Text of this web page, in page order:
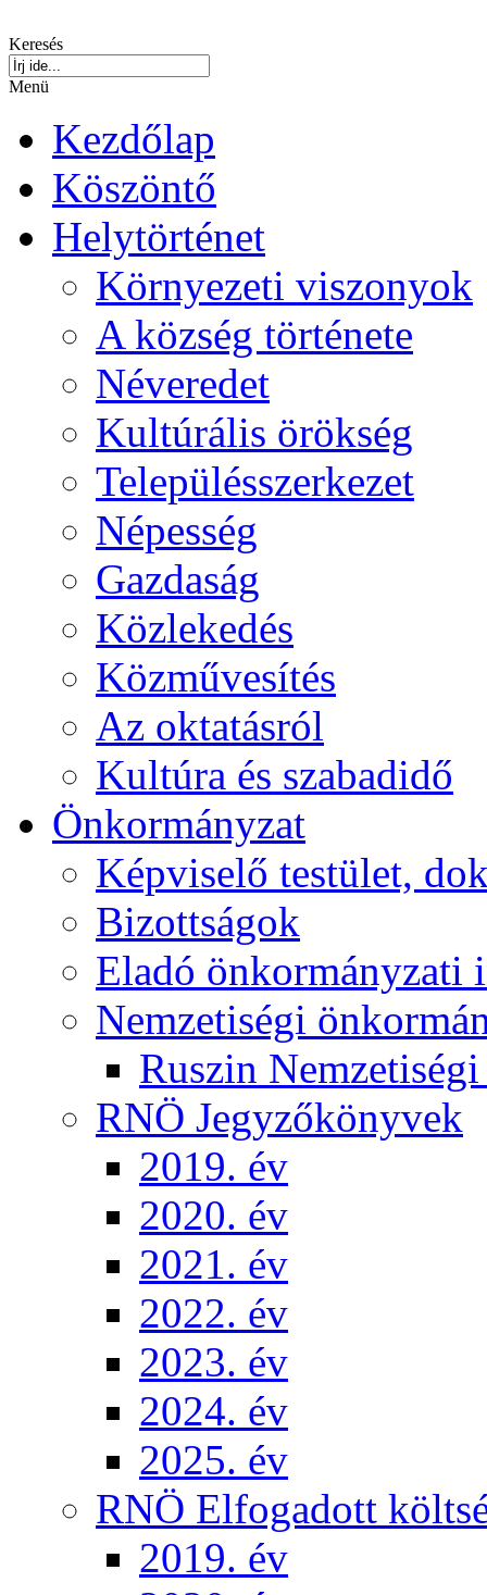
Keresés
Menü
Kezdőlap
Köszöntő
Helytörténet
Környezeti viszonyok
A község története
Néveredet
Kultúrális örökség
Településszerkezet
Népesség
Gazdaság
Közlekedés
Közművesítés
Az oktatásról
Kultúra és szabadidő
Önkormányzat
Képviselő testület,
Bizottságok
Eladó önkormányzati
Nemzetiségi
Ruszin
RNÖ Jegyzőkönyvek
2019. év
2020. év
2021. év
2022. év
2023. év
2024. év
2025. év
RNÖ Elfogadott
2019. év